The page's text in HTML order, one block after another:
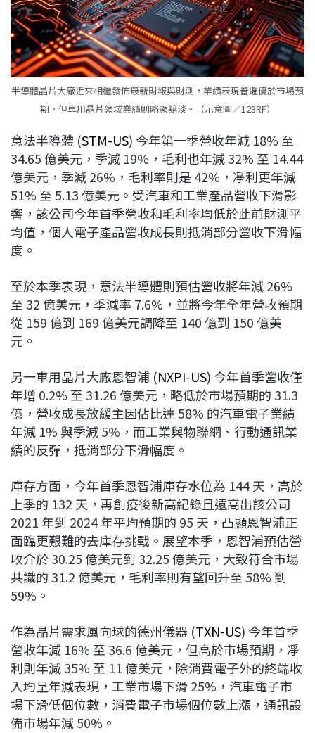
半導體晶片大廠近來相繼發佈最新財報與財測，業績表現普遍優於市場預
期，但車用晶片領域業績則略顯黯淡。（示意圖／123RF）
意法半導體 (STM-US) 今年第一季營收年減 18% 至
34.65 億美元，季減 19%，毛利也年減 32% 至 14.44
億美元，季減 26%，毛利率則是 42%，凈利更年減
51% 至 5.13 億美元。受汽車和工業產品營收下滑影
響，該公司今年首季營收和毛利率均低於此前財測平
均值，個人電子產品營收成長則抵消部分營收下滑幅
度。
至於本季表現，意法半導體則預估營收將年減 26%
至 32 億美元，季減率 7.6%，並將今年全年營收預期
從 159 億到 169 億美元調降至 140 億到 150 億美
元。
另一車用晶片大廠恩智浦 (NXPI-US) 今年首季營收僅
年增 0.2% 至 31.26 億美元，略低於市場預期的 31.3
億，營收成長放緩主因佔比達 58% 的汽車電子業績
年減 1% 與季減 5%，而工業與物聯網、行動通訊業
績的反彈，抵消部分下滑幅度。
庫存方面，今年首季恩智浦庫存水位為 144 天，高於
上季的 132 天，再創疫後新高紀錄且遠高出該公司
2021 年到 2024 年平均預期的 95 天，凸顯恩智浦正
面臨更艱難的去庫存挑戰。展望本季，恩智浦預估營
收介於 30.25 億美元到 32.25 億美元，大致符合市場
共識的 31.2 億美元，毛利率則有望回升至 58% 到
59%。
作為晶片需求風向球的德州儀器 (TXN-US) 今年首季
營收年減 16% 至 36.6 億美元，但高於市場預期，凈
利則年減 35% 至 11 億美元，除消費電子外的終端收
入均呈年減表現，工業市場下滑 25%，汽車電子市
場下滑低個位數，消費電子市場個位數上漲，通訊設
備市場年減 50%。